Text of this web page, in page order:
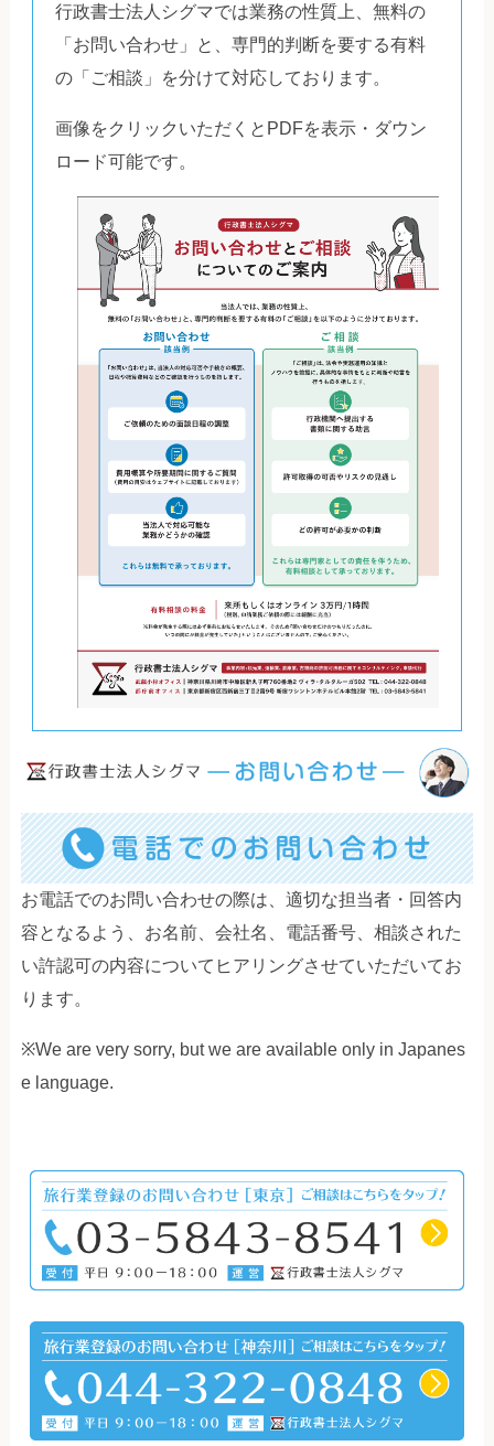
行政書士法人シグマでは業務の性質上、無料の
「お問い合わせ」と、専門的判断を要する有料
の「ご相談」を分けて対応しております。
画像をクリックいただくとPDFを表示・ダウン
ロード可能です。
お電話でのお問い合わせの際は、適切な担当者・回答内
容となるよう、お名前、会社名、電話番号、相談された
い許認可の内容についてヒアリングさせていただいてお
ります。
※We are very sorry, but we are available only in Japanes
e language.